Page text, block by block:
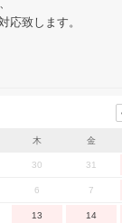
応致します。
木 金
30 31
6 7
13 14